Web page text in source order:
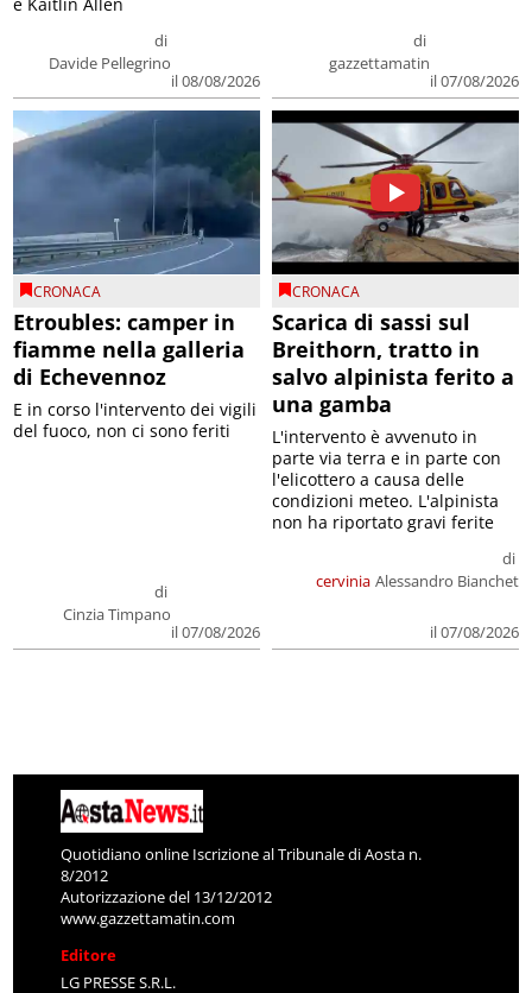
di
Davide Pellegrino
il 08/08/2026
di
gazzettamatin
il 07/08/2026
CRONACA
Etroubles: camper in
fiamme nella galleria
di Echevennoz
di
Cinzia Timpano
il 07/08/2026
E in corso l'intervento dei vigili
del fuoco, non ci sono feriti
CRONACA
Scarica di sassi sul
Breithorn, tratto in
salvo alpinista ferito a
una gamba
cervinia
di
Alessandro Bianchet
il 07/08/2026
L'intervento è avvenuto in
parte via terra e in parte con
l'elicottero a causa delle
condizioni meteo. L'alpinista
non ha riportato gravi ferite
Quotidiano online Iscrizione al Tribunale di Aosta n.
8/2012
Autorizzazione del 13/12/2012
www.gazzettamatin.com
Editore
LG PRESSE S.R.L.